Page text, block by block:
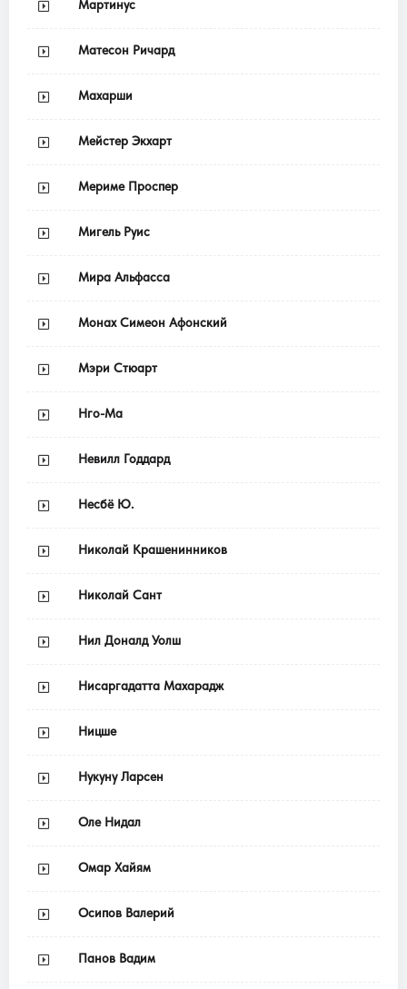
Мартинус
Матесон Ричард
Махарши
Мейстер Экхарт
Мериме Проспер
Мигель Руис
Мира Альфасса
Монах Симеон Афонский
Мэри Стюарт
Нго-Ма
Невилл Годдард
Несбё Ю.
Николай Крашенинников
Николай Сант
Нил Доналд Уолш
Нисаргадатта Махарадж
Ницше
Нукуну Ларсен
Оле Нидал
Омар Хайям
Осипов Валерий
Панов Вадим